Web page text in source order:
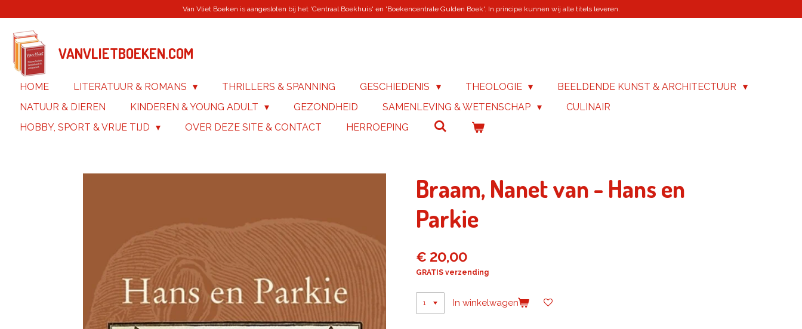
naar
hoofdinhoud
Van Vliet Boeken is aangesloten bij het 'Centraal Boekhuis' en 'Boekencentrale Gulden Boek'. In principe kunnen wij alle titels leveren.
VANVLIETBOEKEN.COM
HOME LITERATUUR & ROMANS THRILLERS & SPANNING GESCHIEDENIS THEOLOGIE
BEELDENDE KUNST & ARCHITECTUUR
NATUUR & DIEREN
KINDEREN & YOUNG ADULT GEZONDHEID SAMENLEVING & WETENSCHAP
CULINAIR
HOBBY, SPORT & VRIJE TIJD
OVER DEZE SITE & CONTACT HERROEPING
Braam, Nanet van - Hans en
Parkie
€ 20,00
GRATIS verzending
In winkelwagen